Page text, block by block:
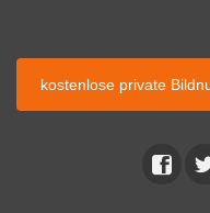
kostenlose private